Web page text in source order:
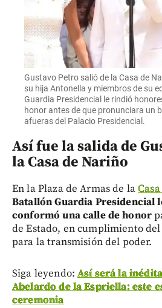
Gustavo Petro salió de la Casa de
su hija Antonella y miembros de su
Guardia Presidencial le rindió
honor antes de que pronunciara un
afueras del Palacio Presidencial.
Así fue la salida de
la Casa de Nariño
En la Plaza de Armas de la
Batallón Guardia Presidencial
conformó una calle de honor
de Estado, en cumplimiento
para la transmisión del poder.
Siga leyendo:Así será la
Abelardo de la Espriella: este
ceremonia